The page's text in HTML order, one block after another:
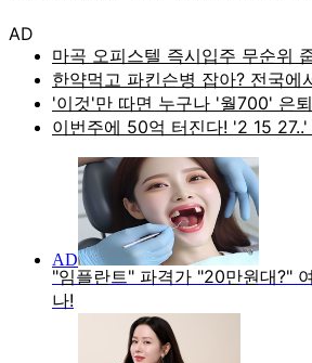
AD